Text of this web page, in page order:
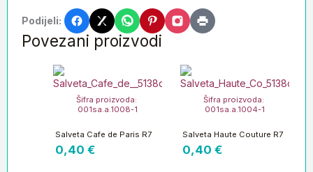
Podijeli:
Povezani proizvodi
Šifra proizvoda:
001sa.a.1008-1
Salveta Cafe de Paris R7
0,40 €
Šifra proizvoda:
001sa.a.1004-1
Salveta Haute Couture R7
0,40 €